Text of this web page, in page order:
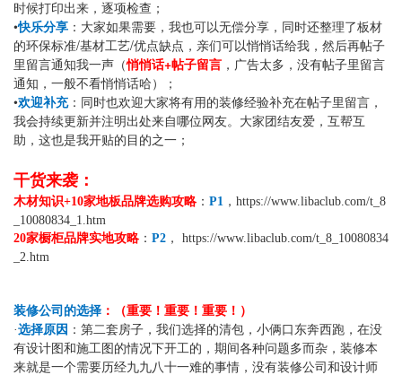
时候打印出来，逐项检查；
•快乐分享 ：大家如果需要，我也可以无偿分享，同时还整理了板材
的环保标准/基材工艺/优点缺点，亲们可以悄悄话给我，然后再帖子
里留言通知我一声（悄悄话+帖子留言 ，广告太多，没有帖子里留言
通知，一般不看悄悄话哈）；
•欢迎补充：同时也欢迎大家将有用的装修经验补充在帖子里留言，
我会持续更新并注明出处来自哪位网友。大家团结友爱，互帮互
助，这也是我开贴的目的之一；
干货来袭：
木材知识+10家地板品牌选购攻略 ： P1 ， https://www.libaclub.com/t_8
_10080834_1.htm
20家橱柜品牌实地攻略 ： P2 ， https://www.libaclub.com/t_8_10080834
_2.htm
装修公司的选择 ：（重要！重要！重要！）
·选择原因 ：第二套房子，我们选择的清包，小俩口东奔西跑，在没
有设计图和施工图的情况下开工的，期间各种问题多而杂，装修本
来就是一个需要历经九九八十一难的事情，没有装修公司和设计师